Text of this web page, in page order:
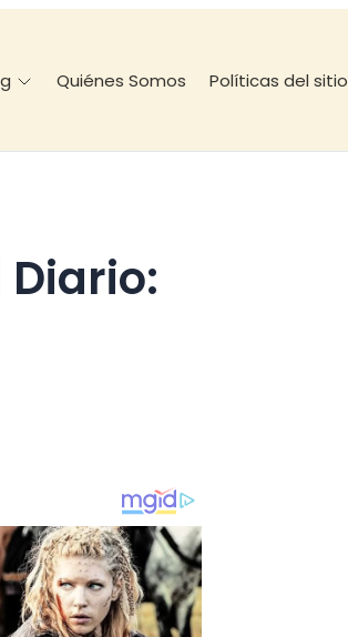
Quiénes Somos Políticas del sitio